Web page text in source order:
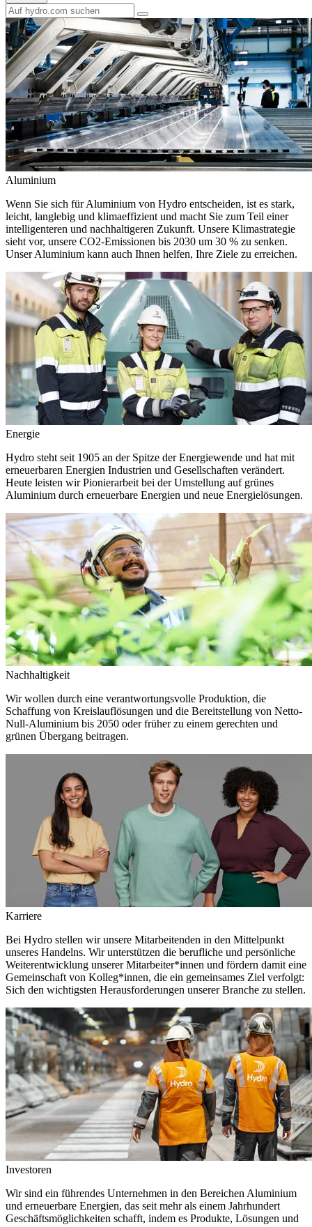
Aluminium
Wenn Sie sich für Aluminium von Hydro entscheiden, ist es stark,
leicht, langlebig und klimaeffizient und macht Sie zum Teil einer
intelligenteren und nachhaltigeren Zukunft. Unsere Klimastrategie
sieht vor, unsere CO2-Emissionen bis 2030 um 30 % zu senken.
Unser Aluminium kann auch Ihnen helfen, Ihre Ziele zu erreichen.
Energie
Hydro steht seit 1905 an der Spitze der Energiewende und hat mit
erneuerbaren Energien Industrien und Gesellschaften verändert.
Heute leisten wir Pionierarbeit bei der Umstellung auf grünes
Aluminium durch erneuerbare Energien und neue Energielösungen.
Nachhaltigkeit
Wir wollen durch eine verantwortungsvolle Produktion, die
Schaffung von Kreislauflösungen und die Bereitstellung von Netto-
Null-Aluminium bis 2050 oder früher zu einem gerechten und
grünen Übergang beitragen.
Karriere
Bei Hydro stellen wir unsere Mitarbeitenden in den Mittelpunkt
unseres Handelns. Wir unterstützen die berufliche und persönliche
Weiterentwicklung unserer Mitarbeiter*innen und fördern damit eine
Gemeinschaft von Kolleg*innen, die ein gemeinsames Ziel verfolgt:
Sich den wichtigsten Herausforderungen unserer Branche zu stellen.
Investoren
Wir sind ein führendes Unternehmen in den Bereichen Aluminium
und erneuerbare Energien, das seit mehr als einem Jahrhundert
Geschäftsmöglichkeiten schafft, indem es Produkte, Lösungen und